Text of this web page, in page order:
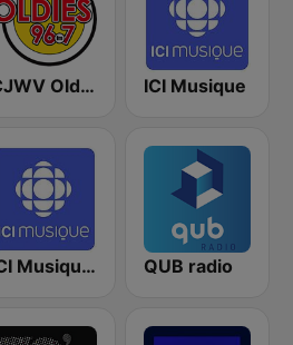
CJWV Oldies 96.7 FM ICI Musique
ICI Musique Classique QUB radio